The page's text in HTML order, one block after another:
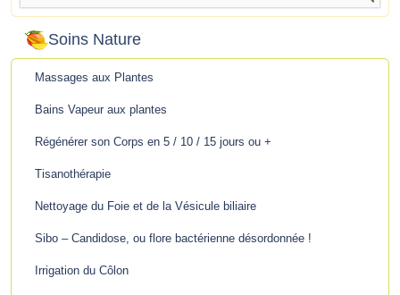
Soins Nature
Massages aux Plantes
Bains Vapeur aux plantes
Régénérer son Corps en 5 / 10 / 15 jours ou +
Tisanothérapie
Nettoyage du Foie et de la Vésicule biliaire
Sibo – Candidose, ou flore bactérienne désordonnée !
Irrigation du Côlon